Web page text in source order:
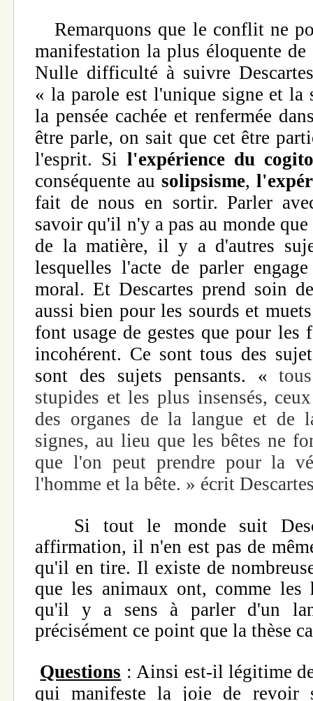
Remarquons que le conflit ne
manifestation la plus éloquente
Nulle difficulté à suivre
« la parole est l'unique signe et la
la pensée cachée et renfermée
être parle, on sait que cet être
l'esprit. Si l'expérience du
conséquente ausolipsisme,
fait de nous en sortir. Parler
savoir qu'il n'y a pas au monde
de la matière, il y a d'autres
lesquelles l'acte de parler
moral. Et Descartes prend soin
aussi bien pour les sourds et
font usage de gestes que pour les
incohérent. Ce sont tous des
sont des sujets pensants. «
stupides et les plus insensés,
des organes de la langue et de
signes, au lieu que les bêtes ne
que l'on peut prendre pour la
l'homme et la bête. » écrit
Si tout le monde suit
affirmation, il n'en est pas de
qu'il en tire. Il existe de
que les animaux ont, comme les
qu'il y a sens à parler d'un
précisément ce point que la thèse
Questions : Ainsi est-il légitime
qui manifeste la joie de revoir